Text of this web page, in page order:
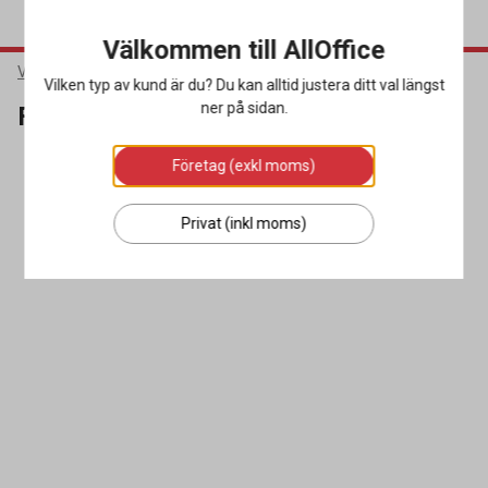
Varumärken
Fellowes
SORTERA
0 produkter
Välkommen till AllOffice
Vilken typ av kund är du? Du kan alltid justera ditt val längst
ner på sidan.
Företag (exkl moms)
Privat (inkl moms)